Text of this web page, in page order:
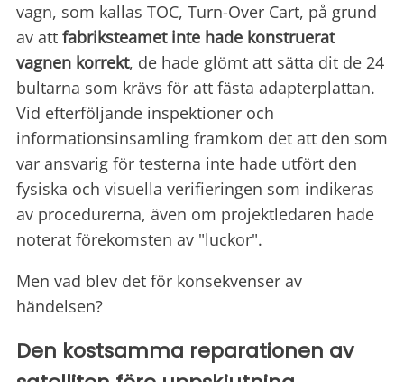
vagn, som kallas TOC, Turn-Over Cart, på grund
av att fabriksteamet inte hade konstruerat
vagnen korrekt, de hade glömt att sätta dit de 24
bultarna som krävs för att fästa adapterplattan.
Vid efterföljande inspektioner och
informationsinsamling framkom det att den som
var ansvarig för testerna inte hade utfört den
fysiska och visuella verifieringen som indikeras
av procedurerna, även om projektledaren hade
noterat förekomsten av "luckor".
Men vad blev det för konsekvenser av
händelsen?
Den kostsamma reparationen av